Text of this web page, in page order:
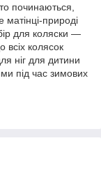
починаються,
природі
для коляски —
всіх колясок
ніг для дитини
під час зимових